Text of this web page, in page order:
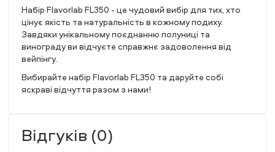
Набір Flavorlab FL350 - це чудовий вибір для тих, хто
цінує якість та натуральність в кожному подиху.
Завдяки унікальному поєднанню полуниці та
винограду ви відчуєте справжнє задоволення від
вейпінгу.
Вибирайте набір Flavorlab FL350 та даруйте собі
яскраві відчуття разом з нами!
Відгуків (0)